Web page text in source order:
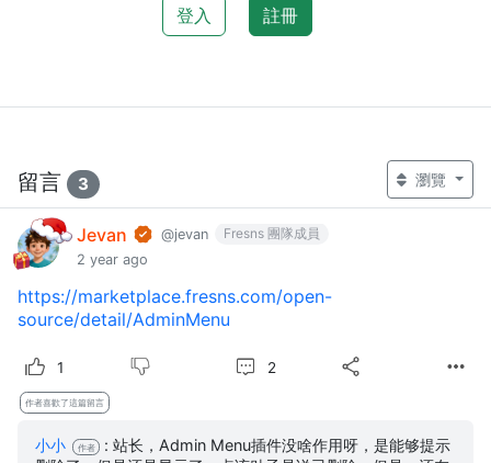
登入 註冊
留言 3 瀏覽
Jevan @jevan
Fresns 團隊成員
2 year ago
https://marketplace.fresns.com/open-
source/detail/AdminMenu
1 2
作者喜歡了這篇留言
小小 作者 : 站长，Admin Menu插件没啥作用呀，是能够提示